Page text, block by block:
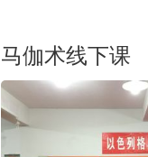
马伽术线下课